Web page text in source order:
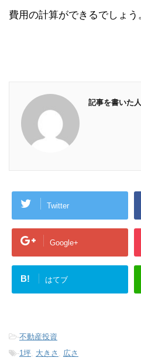
費用の計算ができるでしょう
記事を書いた人
Twitter
Google+
B! はてブ
-不動産投資
-1坪, 大きさ , 広さ